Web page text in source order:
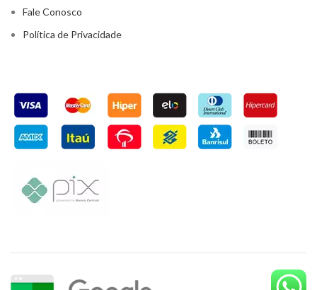
Fale Conosco
Política de Privacidade